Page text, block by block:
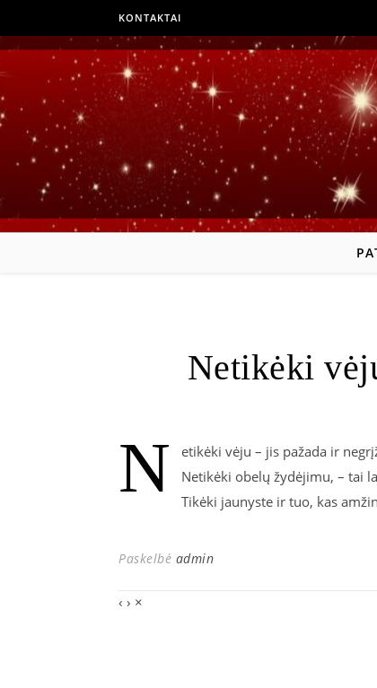
KONTAKTAI
Netikėki
N
etikėki vėju – jis pažada ir
Netikėki obelų žydėjimu, – tai
Tikėki jaunyste ir tuo, kas
Paskelbė admin
‹ › ×